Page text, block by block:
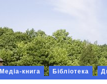
Медіа-книга Бібліотека